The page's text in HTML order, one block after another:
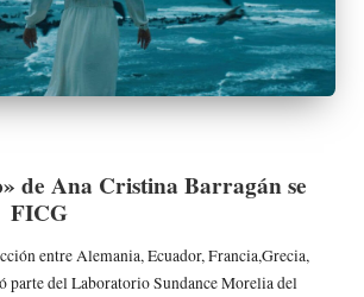
de Ana Cristina Barragán se
FICG
entre Alemania, Ecuador, Francia,Grecia,
del Laboratorio Sundance Morelia del